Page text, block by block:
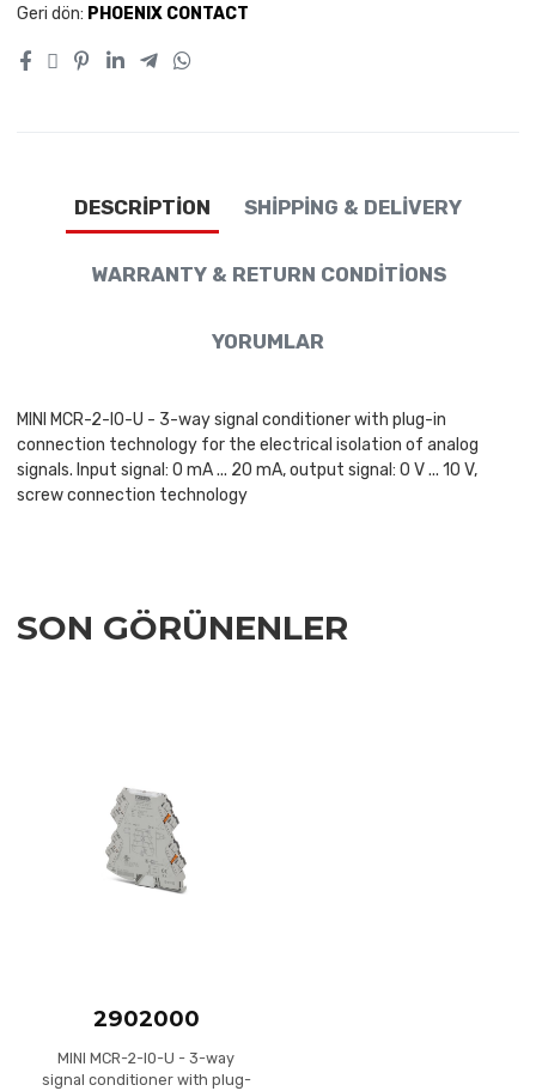
Geri dön: PHOENIX CONTACT
DESCRIPTION SHIPPING & DELIVERY
WARRANTY & RETURN CONDITIONS
YORUMLAR
MINI MCR-2-I0-U - 3-way signal conditioner with plug-in
connection technology for the electrical isolation of analog
signals. Input signal: 0 mA ... 20 mA, output signal: 0 V ... 10 V,
screw connection technology
SON GÖRÜNENLER
2902000
MINI MCR-2-I0-U - 3-way
signal conditioner with plug-